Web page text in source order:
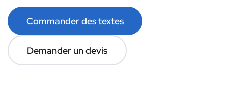
Commander des textes
Demander un devis